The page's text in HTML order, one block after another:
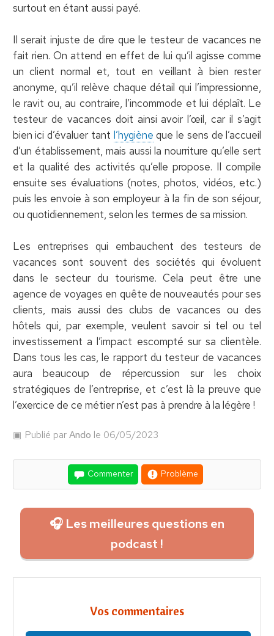
surtout en étant aussi payé.
Il serait injuste de dire que le testeur de vacances ne
fait rien. On attend en effet de lui qu’il agisse comme
un client normal et, tout en veillant à bien rester
anonyme, qu’il relève chaque détail qui l’impressionne,
le ravit ou, au contraire, l’incommode et lui déplaît. Le
testeur de vacances doit ainsi avoir l’œil, car il s’agit
bien ici d’évaluer tant l’hygiène que le sens de l’accueil
d’un établissement, mais aussi la nourriture qu’elle sert
et la qualité des activités qu’elle propose. Il compile
ensuite ses évaluations (notes, photos, vidéos, etc.)
puis les envoie à son employeur à la fin de son séjour,
ou quotidiennement, selon les termes de sa mission.
Les entreprises qui embauchent des testeurs de
vacances sont souvent des sociétés qui évoluent
dans le secteur du tourisme. Cela peut être une
agence de voyages en quête de nouveautés pour ses
clients, mais aussi des clubs de vacances ou des
hôtels qui, par exemple, veulent savoir si tel ou tel
investissement a l’impact escompté sur sa clientèle.
Dans tous les cas, le rapport du testeur de vacances
aura beaucoup de répercussion sur les choix
stratégiques de l’entreprise, et c’est là la preuve que
l’exercice de ce métier n’est pas à prendre à la légère !
Publié parAndo le 06/05/2023
Commenter Problème
🎧 Les meilleures questions en
podcast !
Vos commentaires